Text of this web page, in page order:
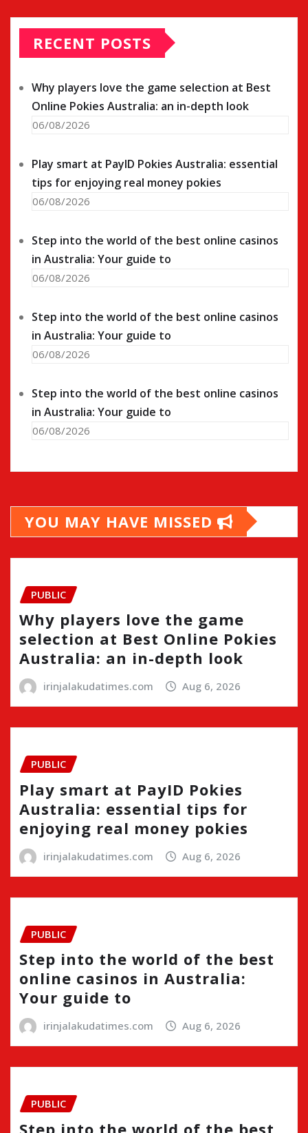
RECENT POSTS
Why players love the game selection at Best
Online Pokies Australia: an in-depth look
06/08/2026
Play smart at PayID Pokies Australia: essential
tips for enjoying real money pokies
06/08/2026
Step into the world of the best online casinos
in Australia: Your guide to
06/08/2026
Step into the world of the best online casinos
in Australia: Your guide to
06/08/2026
Step into the world of the best online casinos
in Australia: Your guide to
06/08/2026
YOU MAY HAVE MISSED
PUBLIC
Why players love the game
selection at Best Online Pokies
Australia: an in-depth look
irinjalakudatimes.com Aug 6, 2026
PUBLIC
Play smart at PayID Pokies
Australia: essential tips for
enjoying real money pokies
irinjalakudatimes.com Aug 6, 2026
PUBLIC
Step into the world of the best
online casinos in Australia:
Your guide to
irinjalakudatimes.com Aug 6, 2026
PUBLIC
Step into the world of the best